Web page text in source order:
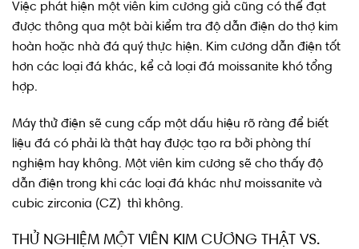
Việc phát hiện một viên kim cương giả cũng có thể đạt
được thông qua một bài kiểm tra độ dẫn điện do thợ kim
hoàn hoặc nhà đá quý thực hiện. Kim cương dẫn điện tốt
hơn các loại đá khác, kể cả loại đá moissanite khó tổng
hợp.
Máy thử điện sẽ cung cấp một dấu hiệu rõ ràng để biết
liệu đá có phải là thật hay được tạo ra bởi phòng thí
nghiệm hay không. Một viên kim cương sẽ cho thấy độ
dẫn điện trong khi các loại đá khác như moissanite và
cubic zirconia (CZ) thì không.
THỬ NGHIỆM MỘT VIÊN KIM CƯƠNG THẬT VS.